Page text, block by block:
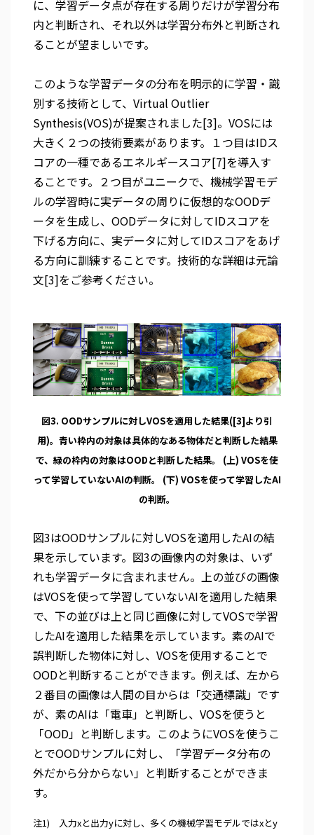
に、学習データ点が存在する周りだけが学習分布
内と判断され、それ以外は学習分布外と判断され
ることが望ましいです。
このような学習データの分布を明示的に学習・識
別する技術として、Virtual Outlier
Synthesis(VOS)が提案されました[3]。VOSには
大きく２つの技術要素があります。１つ目はIDス
コアの一種であるエネルギースコア[7]を導入す
ることです。２つ目がユニークで、機械学習モデ
ルの学習時に実データの周りに仮想的なOODデ
ータを生成し、OODデータに対してIDスコアを
下げる方向に、実データに対してIDスコアをあげ
る方向に訓練することです。技術的な詳細は元論
文[3]をご参考ください。
図3. OODサンプルに対しVOSを適用した結果([3]より引
用)。青い枠内の対象は具体的なある物体だと判断した結果
で、緑の枠内の対象はOODと判断した結果。 (上) VOSを使
って学習していないAIの判断。 (下) VOSを使って学習したAI
の判断。
図3はOODサンプルに対しVOSを適用したAIの結
果を示しています。図3の画像内の対象は、いず
れも学習データに含まれません。上の並びの画像
はVOSを使って学習していないAIを適用した結果
で、下の並びは上と同じ画像に対してVOSで学習
したAIを適用した結果を示しています。素のAIで
誤判断した物体に対し、VOSを使用することで
OODと判断することができます。例えば、左から
２番目の画像は人間の目からは「交通標識」です
が、素のAIは「電車」と判断し、VOSを使うと
「OOD」と判断します。このようにVOSを使うこ
とでOODサンプルに対し、「学習データ分布の
外だから分からない」と判断することができま
す。
注1) 入力xと出力yに対し、多くの機械学習モデルではxとy